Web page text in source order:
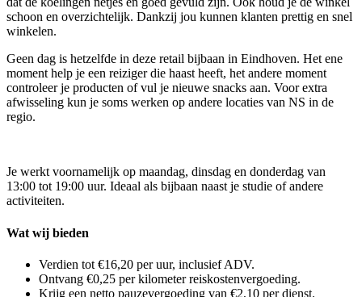
schoon en overzichtelijk. Dankzij jou kunnen klanten prettig en snel
winkelen.
Geen dag is hetzelfde in deze retail bijbaan in Eindhoven. Het ene
moment help je een reiziger die haast heeft, het andere moment
controleer je producten of vul je nieuwe snacks aan. Voor extra
afwisseling kun je soms werken op andere locaties van NS in de
regio.
Je werkt voornamelijk op maandag, dinsdag en donderdag van
13:00 tot 19:00 uur. Ideaal als bijbaan naast je studie of andere
activiteiten.
Wat wij bieden
Verdien tot €16,20 per uur, inclusief ADV.
Ontvang €0,25 per kilometer reiskostenvergoeding.
Krijg een netto pauzevergoeding van €2,10 per dienst.